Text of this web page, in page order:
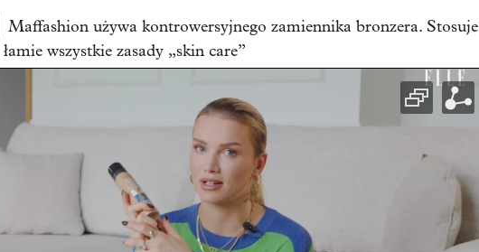
Maffashion używa kontrowersyjnego zamiennika bronzera. Stosuje
wszystkie zasady „skin care”